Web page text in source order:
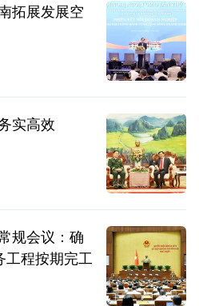
拓展发展空
实高效
规会议：确
工程按期完工